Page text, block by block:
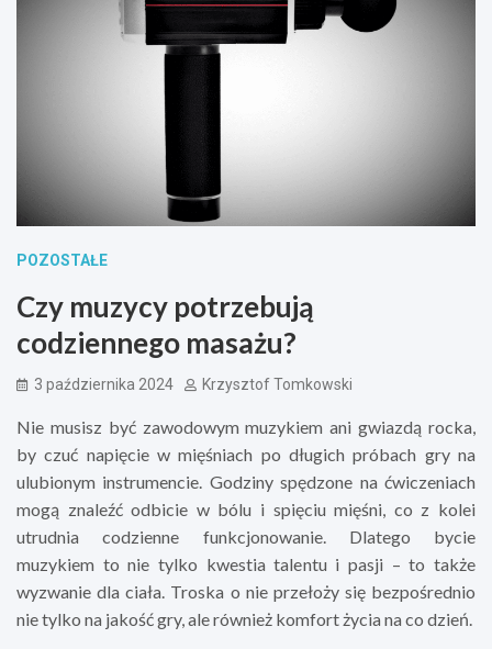
POZOSTAŁE
Czy muzycy potrzebują
codziennego masażu?
3 października 2024 Krzysztof Tomkowski
Nie musisz być zawodowym muzykiem ani gwiazdą rocka,
by czuć napięcie w mięśniach po długich próbach gry na
ulubionym instrumencie. Godziny spędzone na ćwiczeniach
mogą znaleźć odbicie w bólu i spięciu mięśni, co z kolei
utrudnia codzienne funkcjonowanie. Dlatego bycie
muzykiem to nie tylko kwestia talentu i pasji – to także
wyzwanie dla ciała. Troska o nie przełoży się bezpośrednio
nie tylko na jakość gry, ale również komfort życia na co dzień.